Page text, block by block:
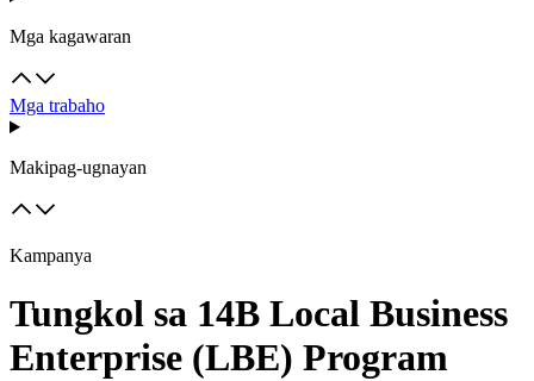
Mga kagawaran
Mga trabaho
Makipag-ugnayan
Kampanya
Tungkol sa 14B Local Business
Enterprise (LBE) Program